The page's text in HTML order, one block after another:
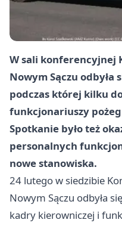
W sali konferencyjnej
Nowym Sączu odbyła
podczas której kilku
funkcjonariuszy
Spotkanie było też
personalnych
nowe stanowiska.
24 lutego w siedzibie
Nowym Sączu odbyła
kadry kierowniczej i